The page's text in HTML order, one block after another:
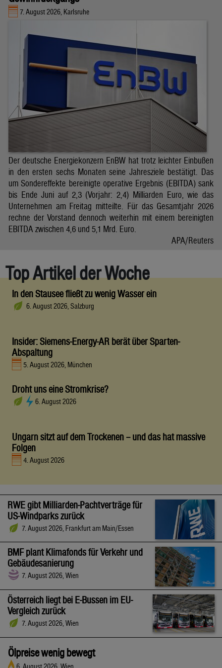
7. August 2026, Karlsruhe
Der deutsche Energiekonzern EnBW hat trotz leichter Einbußen
in den ersten sechs Monaten seine Jahresziele bestätigt. Das
um Sondereffekte bereinigte operative Ergebnis (EBITDA) sank
bis Ende Juni auf 2,3 (Vorjahr: 2,4) Milliarden Euro, wie das
Unternehmen am Freitag mitteilte. Für das Gesamtjahr 2026
rechne der Vorstand dennoch weiterhin mit einem bereinigten
EBITDA zwischen 4,6 und 5,1 Mrd. Euro.
APA/Reuters
Top Artikel der Woche
In den Stausee fließt zu wenig Wasser ein
6. August 2026, Salzburg
Insider: Siemens-Energy-AR berät über Sparten-
Abspaltung
5. August 2026, München
Droht uns eine Stromkrise?
6. August 2026
Ungarn sitzt auf dem Trockenen – und das hat massive
Folgen
4. August 2026
RWE gibt Milliarden-Pachtverträge für
US-Windparks zurück
7. August 2026, Frankfurt am Main/Essen
BMF plant Klimafonds für Verkehr und
Gebäudesanierung
7. August 2026, Wien
Österreich liegt bei E-Bussen im EU-
Vergleich zurück
7. August 2026, Wien
Ölpreise wenig bewegt